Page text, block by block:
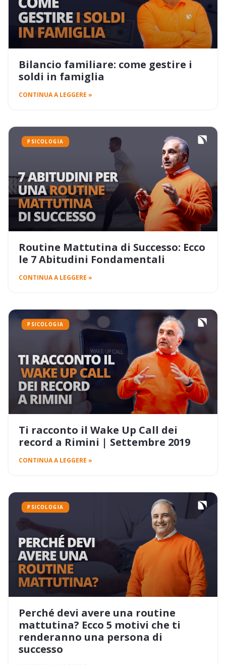
Bilancio familiare: come gestire i
soldi in famiglia
CONTINUA A LEGGERE »
PSICOLOGIA
Routine Mattutina di Successo: Ecco
le 7 Abitudini Fondamentali
CONTINUA A LEGGERE »
PSICOLOGIA
Ti racconto il Wake Up Call dei
record a Rimini | Settembre 2019
CONTINUA A LEGGERE »
PSICOLOGIA
Perché devi avere una routine
mattutina? Ecco 5 motivi che ti
renderanno una persona di
successo